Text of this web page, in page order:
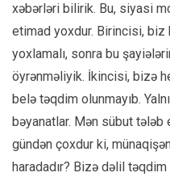
xəbərləri bilirik. Bu, siyasi
etimad yoxdur. Birincisi,
yoxlamalı, sonra bu
öyrənməliyik. İkincisi, bizə
belə təqdim olunmayıb.
bəyanatlar. Mən sübut tələb
gündən çoxdur ki,
haradadır? Bizə dəlil